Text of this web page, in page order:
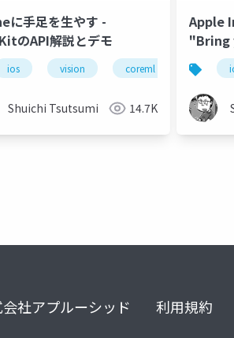
wwdc24
に手足を生やす -
のAPI解説とデモ
ios vision coreml wwdc
Shuichi Tsutsumi 14.7K
Apple
"Bring
社アプルーシッド 利用規約